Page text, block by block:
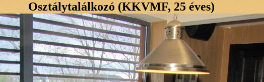
Osztálytalálkozó (KKVMF, 25 éves)